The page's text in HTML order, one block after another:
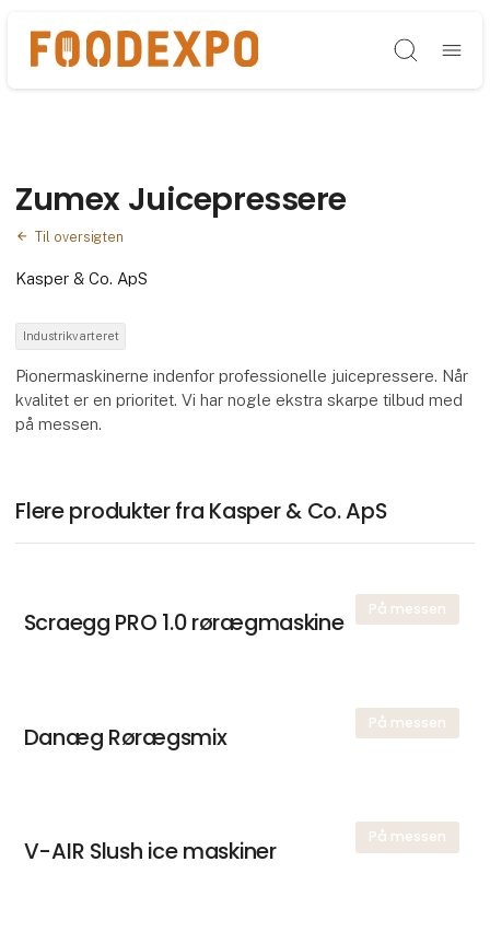
Søg
Zumex Juicepressere
Til oversigten
Kasper & Co. ApS
Industrikvarteret
Pionermaskinerne indenfor professionelle juicepressere. Når
kvalitet er en prioritet. Vi har nogle ekstra skarpe tilbud med
på messen.
Flere produkter fra Kasper & Co. ApS
På messen
Scraegg PRO 1.0 rørægmaskine
På messen
Danæg Rørægsmix
På messen
V-AIR Slush ice maskiner